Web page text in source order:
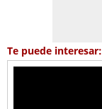
Te puede interesar: